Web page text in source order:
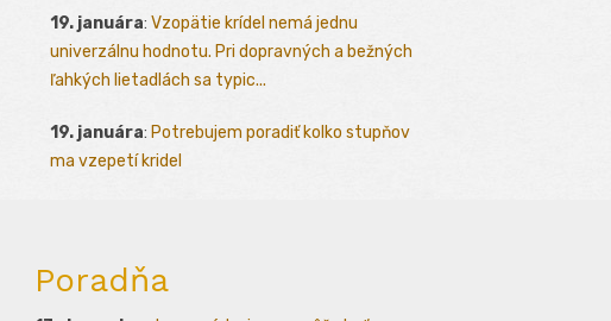
19. januára: Vzopätie krídel nemá jednu
univerzálnu hodnotu. Pri dopravných a bežných
ľahkých lietadlách sa typic...
19. januára: Potrebujem poradiť kolko stupňov
ma vzepetí kridel
Poradňa